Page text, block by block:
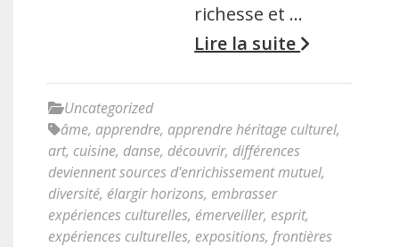
richesse et …
Lire la suite
Uncategorized
âme, apprendre, apprendre héritage culturel,
art, cuisine, danse, découvrir, différences
deviennent sources d'enrichissement mutuel,
diversité, élargir horizons, embrasser
expériences culturelles, émerveiller, esprit,
expériences culturelles, expositions, frontières